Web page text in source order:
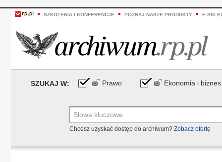
SZKOLENIA I KONFERENCJE POZNAJ NASZE PRODUKTY E-
SZUKAJ W: Prawo Ekonomia i biznes
Chcesz uzyskać dostęp do archiwum? Zobacz ofertę